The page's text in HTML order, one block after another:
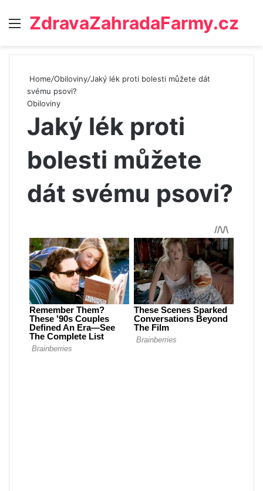
Menu
ZdravaZahradaFarmy.cz
Home/Obiloviny/Jaký lék proti bolesti můžete dát
svému psovi?
Obiloviny
Jaký lék proti
bolesti můžete
dát svému psovi?